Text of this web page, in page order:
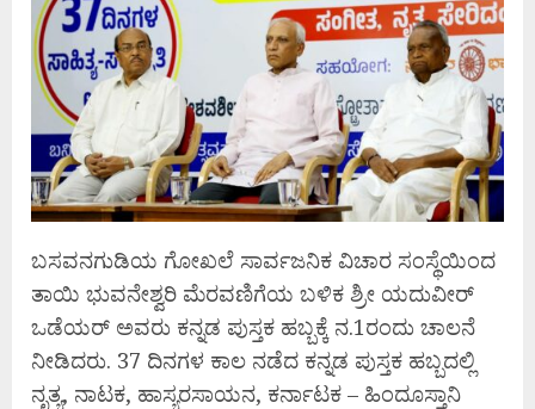
ಬಸವನಗುಡಿಯ ಗೋಖಲೆ ಸಾರ್ವಜನಿಕ ವಿಚಾರ ಸಂಸ್ಥೆಯಿಂದ
ತಾಯಿ ಭುವನೇಶ್ವರಿ ಮೆರವಣಿಗೆಯ ಬಳಿಕ ಶ್ರೀ ಯದುವೀರ್‌
ಒಡೆಯರ್ ಅವರು ಕನ್ನಡ ಪುಸ್ತಕ ಹಬ್ಬಕ್ಕೆ ನ.1ರಂದು ಚಾಲನೆ
ನೀಡಿದರು. 37 ದಿನಗಳ ಕಾಲ ನಡೆದ ಕನ್ನಡ ಪುಸ್ತಕ ಹಬ್ಬದಲ್ಲಿ
ನೃತ್ಯ, ನಾಟಕ, ಹಾಸ್ಯರಸಾಯನ, ಕರ್ನಾಟಕ – ಹಿಂದೂಸ್ತಾನಿ